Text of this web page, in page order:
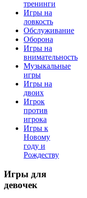
тренинги
Игры на
ловкость
Обслуживание
Оборона
Игры на
внимательность
Музыкальные
игры
Игры на
двоих
Игрок
против
игрока
Игры к
Новому
году и
Рождеству
Игры для
девочек